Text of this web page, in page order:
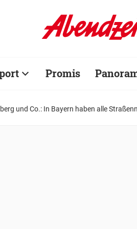
Promis
und Co.: In Bayern haben alle